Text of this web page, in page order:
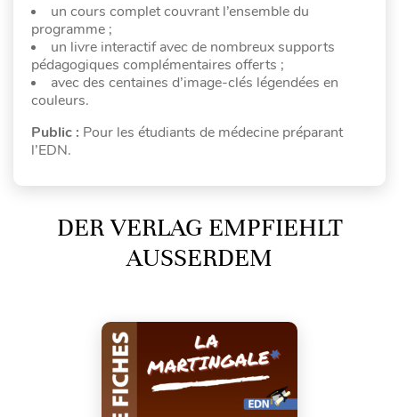
un cours complet couvrant l’ensemble du
programme ;
un livre interactif avec de nombreux supports
pédagogiques complémentaires offerts ;
avec des centaines d’image-clés légendées en
couleurs.
Public : Pour les étudiants de médecine préparant
l’EDN.
DER VERLAG EMPFIEHLT
AUSSERDEM